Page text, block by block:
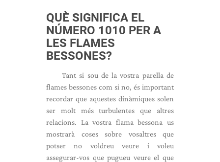
QUÈ SIGNIFICA EL
NÚMERO 1010 PER A
LES FLAMES
BESSONES?
Tant si sou de la vostra parella de
flames bessones com si no, és important
recordar que aquestes dinàmiques solen
ser molt més turbulentes que altres
relacions. La vostra flama bessona us
mostrarà coses sobre vosaltres que
potser no voldreu veure i voleu
assegurar-vos que pugueu veure el que